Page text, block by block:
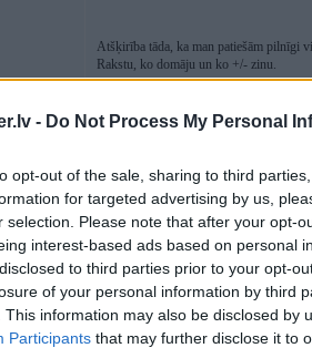
- Do Not Process My Personal
opt-out of the sale, sharing to third
for targeted advertising by us,
selection. Please note that after your opt-
interest-based ads based on personal
to third parties prior to your opt-
of your personal information by third
This information may also be disclosed by
Participants that may further disclose it to
Atšķirība tāda, ka man patiešām pilnīgi
Rakstu, ko domāju un ko +/- zinu.
18 Jun 2025, 09:31:57@Mikels
bet korekti tā informācija nav
Nu par to jau stāsts. Ja to ieliktu
- diudesmit proči mums... Nejūtos tik
Piem.,